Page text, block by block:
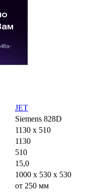
JET
Siemens 828D
1130 х 510
1130
510
15,0
1000 х 530 х 530
от 250 мм